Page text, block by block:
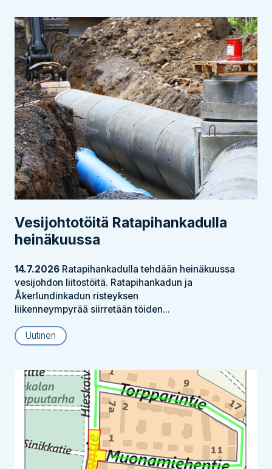
Vesijohtotöitä Ratapihankadulla
heinäkuussa
14.7.2026 Ratapihankadulla tehdään heinäkuussa
vesijohdon liitostöitä. Ratapihankadun ja
Åkerlundinkadun risteyksen
liikenneympyrää siirretään töiden...
Uutinen